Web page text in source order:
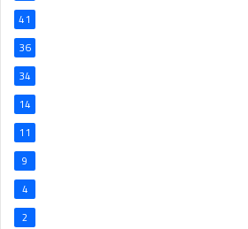
41
36
34
14
11
9
4
2